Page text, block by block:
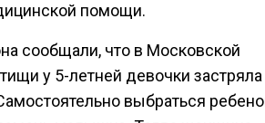
помощи.
сообщали, что в Московской
у 5-летней девочки застряла
выбраться